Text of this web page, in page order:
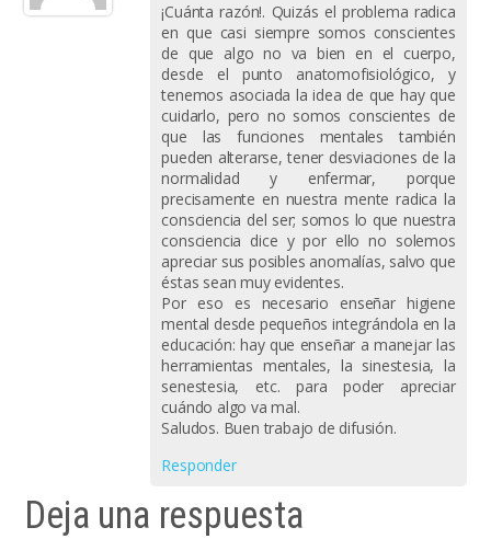
¡Cuánta razón!. Quizás el problema radica
en que casi siempre somos conscientes
de que algo no va bien en el cuerpo,
desde el punto anatomofisiológico, y
tenemos asociada la idea de que hay que
cuidarlo, pero no somos conscientes de
que las funciones mentales también
pueden alterarse, tener desviaciones de la
normalidad y enfermar, porque
precisamente en nuestra mente radica la
consciencia del ser; somos lo que nuestra
consciencia dice y por ello no solemos
apreciar sus posibles anomalías, salvo que
éstas sean muy evidentes.
Por eso es necesario enseñar higiene
mental desde pequeños integrándola en la
educación: hay que enseñar a manejar las
herramientas mentales, la sinestesia, la
senestesia, etc. para poder apreciar
cuándo algo va mal.
Saludos. Buen trabajo de difusión.
Responder
Deja una respuesta